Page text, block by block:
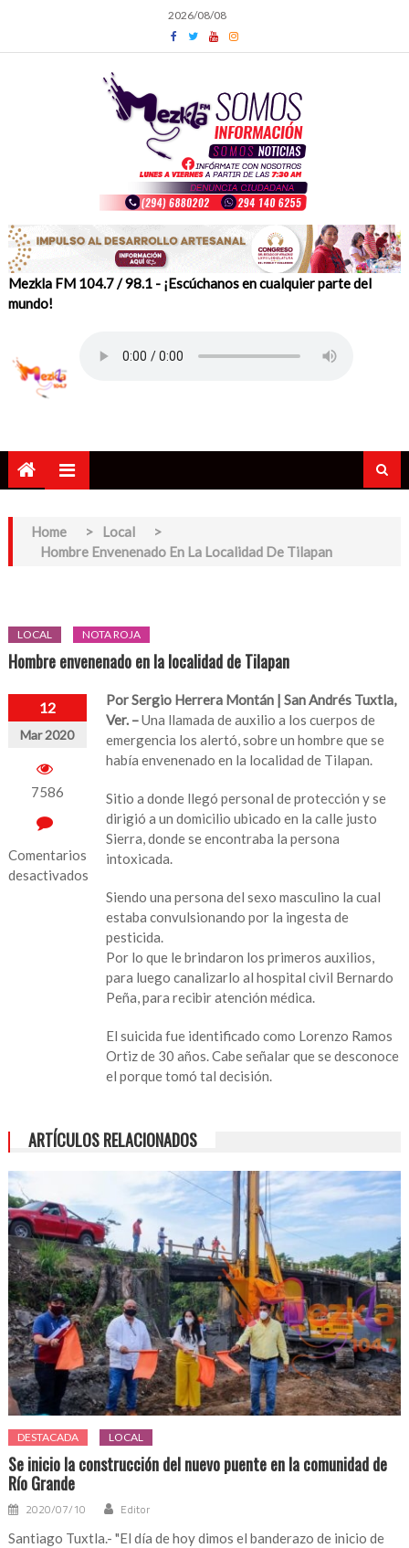
content
2026/08/08
Mezkla FM 104.7 / 98.1 - ¡Escúchanos en cualquier parte del
mundo!
Home > Local
>
Hombre Envenenado En La Localidad De Tilapan
LOCAL NOTA ROJA
Hombre envenenado en la localidad de Tilapan
12
Mar 2020
7586
Comentarios
desactivados
Por Sergio Herrera Montán | San Andrés Tuxtla,
Ver. –Una llamada de auxilio a los cuerpos de
emergencia los alertó, sobre un hombre que se
había envenenado en la localidad de Tilapan.
Sitio a donde llegó personal de protección y se
dirigió a un domicilio ubicado en la calle justo
Sierra, donde se encontraba la persona
intoxicada.
Siendo una persona del sexo masculino la cual
estaba convulsionando por la ingesta de
pesticida.
Por lo que le brindaron los primeros auxilios,
para luego canalizarlo al hospital civil Bernardo
Peña, para recibir atención médica.
El suicida fue identificado como Lorenzo Ramos
Ortiz de 30 años. Cabe señalar que se desconoce
el porque tomó tal decisión.
ARTÍCULOS RELACIONADOS
DESTACADA LOCAL
Se inicio la construcción del nuevo puente en la comunidad de
Río Grande
2020/07/10 Editor
Santiago Tuxtla.- "El día de hoy dimos el banderazo de inicio de